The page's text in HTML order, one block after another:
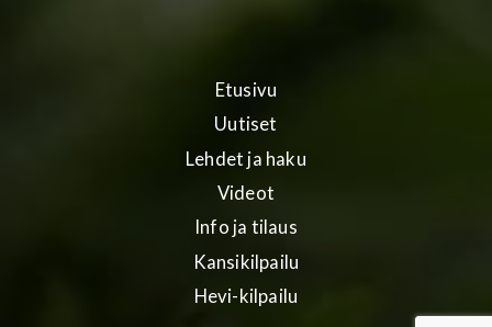
Etusivu
Uutiset
Lehdet ja haku
Videot
Info ja tilaus
Kansikilpailu
Hevi-kilpailu